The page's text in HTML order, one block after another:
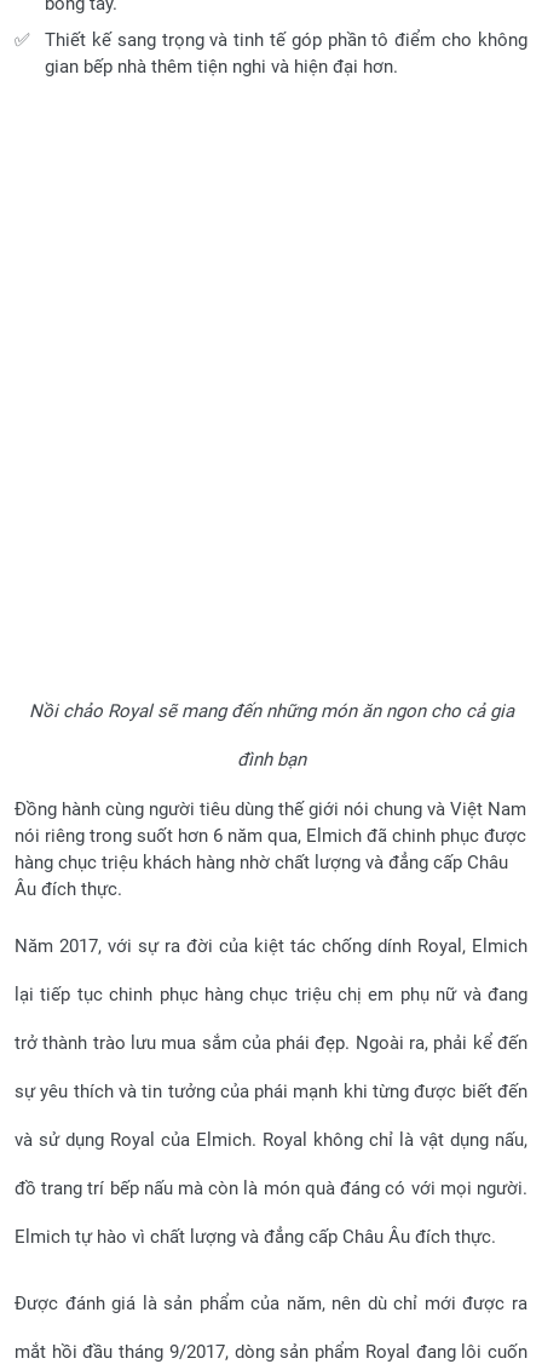
Thiết kế sang trọng và tinh tế góp phần tô điểm cho không
gian bếp nhà thêm tiện nghi và hiện đại hơn.
Nồi chảo Royal sẽ mang đến những món ăn ngon cho cả gia
đình bạn
Đồng hành cùng người tiêu dùng thế giới nói chung và Việt Nam
nói riêng trong suốt hơn 6 năm qua, Elmich đã chinh phục được
hàng chục triệu khách hàng nhờ chất lượng và đẳng cấp Châu
Âu đích thực.
Năm 2017, với sự ra đời của kiệt tác chống dính Royal, Elmich
lại tiếp tục chinh phục hàng chục triệu chị em phụ nữ và đang
trở thành trào lưu mua sắm của phái đẹp. Ngoài ra, phải kể đến
sự yêu thích và tin tưởng của phái mạnh khi từng được biết đến
và sử dụng Royal của Elmich. Royal không chỉ là vật dụng nấu,
đồ trang trí bếp nấu mà còn là món quà đáng có với mọi người.
Elmich tự hào vì chất lượng và đẳng cấp Châu Âu đích thực.
Được đánh giá là sản phẩm của năm, nên dù chỉ mới được ra
mắt hồi đầu tháng 9/2017, dòng sản phẩm Royal đang lôi cuốn